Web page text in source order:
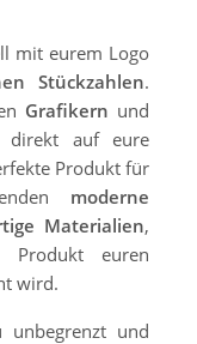
mit eurem Logo
Stückzahlen.
Grafikern und
auf eure
Produkt für
moderne
Materialien,
Produkt euren
wird.
unbegrenzt und